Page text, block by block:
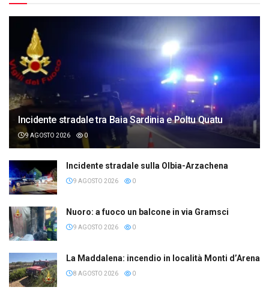
Incidente stradale tra Baia Sardinia e Poltu Quatu
9 AGOSTO 2026 0
Incidente stradale sulla Olbia-Arzachena
9 AGOSTO 2026 0
Nuoro: a fuoco un balcone in via Gramsci
9 AGOSTO 2026 0
La Maddalena: incendio in località Monti d’Arena
8 AGOSTO 2026 0